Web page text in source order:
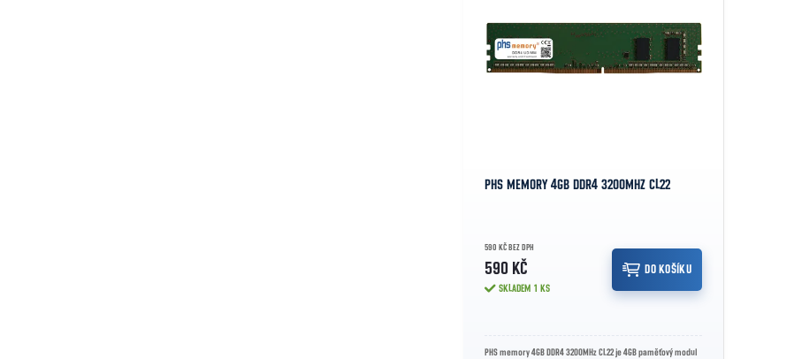
PHS MEMORY 4GB DDR4 3200MHZ CL22
590 KČ BEZ DPH
590 KČ
SKLADEM 1 KS
DO KOŠÍKU
PHS memory 4GB DDR4 3200MHz CL22 je 4GB paměťový modul